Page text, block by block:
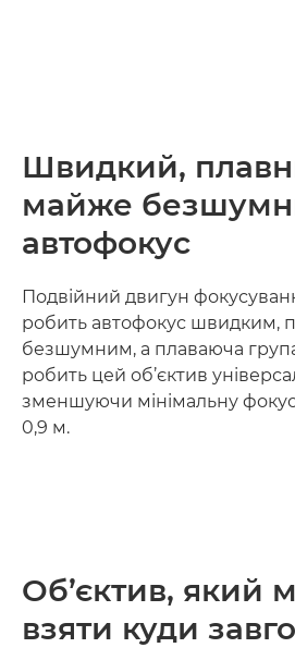
Швидкий,
майже
автофокус
Подвійний двигун
робить автофокус швидким,
безшумним, а плаваюча
робить цей об’єктив
зменшуючи мінімальну
0,9 м.
Об’єктив, який
взяти куди